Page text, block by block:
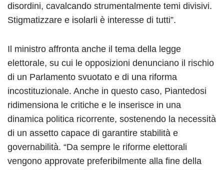
disordini, cavalcando strumentalmente temi divisivi.
Stigmatizzare e isolarli è interesse di tutti”.
Il ministro affronta anche il tema della legge
elettorale, su cui le opposizioni denunciano il rischio
di un Parlamento svuotato e di una riforma
incostituzionale. Anche in questo caso, Piantedosi
ridimensiona le critiche e le inserisce in una
dinamica politica ricorrente, sostenendo la necessità
di un assetto capace di garantire stabilità e
governabilità. “Da sempre le riforme elettorali
vengono approvate preferibilmente alla fine della